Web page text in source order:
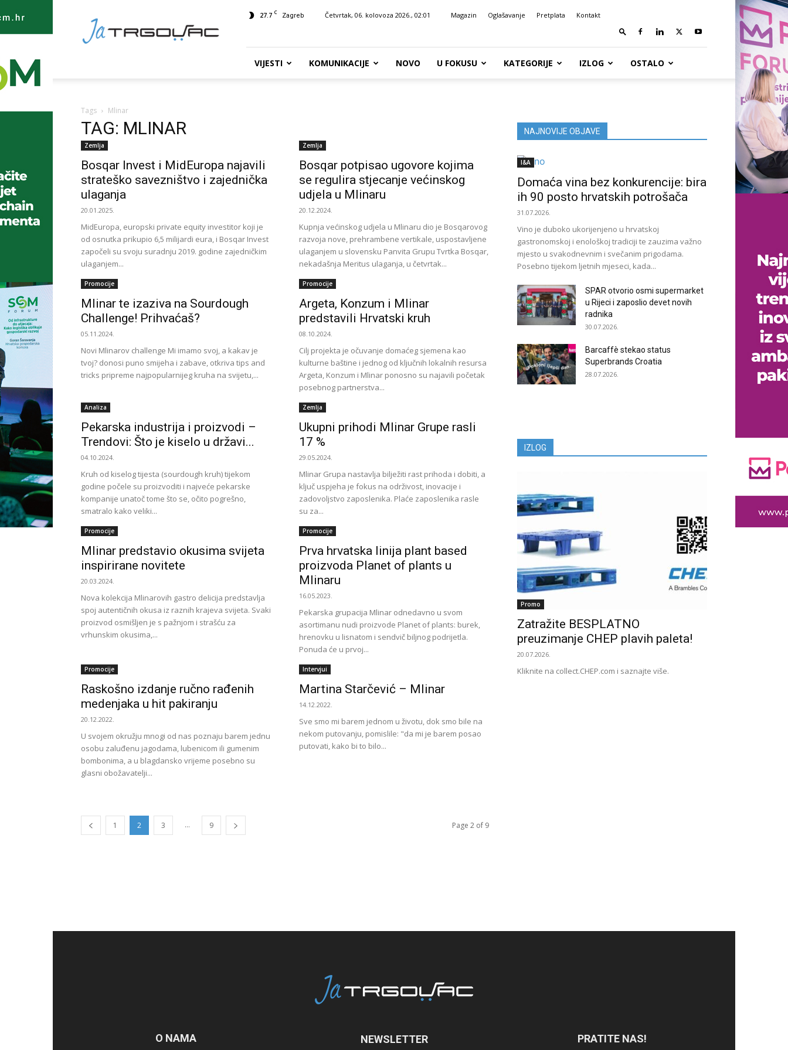
TRGOVAC
27.7 C Zagreb Četvrtak, 06. kolovoza 2026., 02:01 Magazin Oglašavanje Pretplata Kontakt
VIJESTI KOMUNIKACIJE NOVO U FOKUSU KATEGORIJE IZLOG OSTALO
Tags Mlinar
TAG: MLINAR
Zemlja
Bosqar Invest i MidEuropa najavili
strateško savezništvo i zajednička
ulaganja
20.01.2025.
MidEuropa, europski private equity investitor koji je
od osnutka prikupio 6,5 milijardi eura, i Bosqar Invest
započeli su svoju suradnju 2019. godine zajedničkim
ulaganjem...
Zemlja
Bosqar potpisao ugovore kojima
se regulira stjecanje većinskog
udjela u Mlinaru
20.12.2024.
Kupnja većinskog udjela u Mlinaru dio je Bosqarovog
razvoja nove, prehrambene vertikale, uspostavljene
ulaganjem u slovensku Panvita Grupu Tvrtka Bosqar,
nekadašnja Meritus ulaganja, u četvrtak...
Promocije
Mlinar te izaziva na Sourdough
Challenge! Prihvaćaš?
05.11.2024.
Novi Mlinarov challenge Mi imamo svoj, a kakav je
tvoj? donosi puno smijeha i zabave, otkriva tips and
tricks pripreme najpopularnijeg kruha na svijetu,...
Promocije
Argeta, Konzum i Mlinar
predstavili Hrvatski kruh
08.10.2024.
Cilj projekta je očuvanje domaćeg sjemena kao
kulturne baštine i jednog od ključnih lokalnih resursa
Argeta, Konzum i Mlinar ponosno su najavili početak
posebnog partnerstva...
Analiza
Pekarska industrija i proizvodi –
Trendovi: Što je kiselo u državi...
04.10.2024.
Kruh od kiselog tijesta (sourdough kruh) tijekom
godine počele su proizvoditi i najveće pekarske
kompanije unatoč tome što se, očito pogrešno,
smatralo kako veliki...
Zemlja
Ukupni prihodi Mlinar Grupe rasli
17 %
29.05.2024.
Mlinar Grupa nastavlja bilježiti rast prihoda i dobiti, a
ključ uspjeha je fokus na održivost, inovacije i
zadovoljstvo zaposlenika. Plaće zaposlenika rasle
su za...
Promocije
Mlinar predstavio okusima svijeta
inspirirane novitete
20.03.2024.
Nova kolekcija Mlinarovih gastro delicija predstavlja
spoj autentičnih okusa iz raznih krajeva svijeta. Svaki
proizvod osmišljen je s pažnjom i strašću za
vrhunskim okusima,...
Promocije
Prva hrvatska linija plant based
proizvoda Planet of plants u
Mlinaru
16.05.2023.
Pekarska grupacija Mlinar odnedavno u svom
asortimanu nudi proizvode Planet of plants: burek,
hrenovku u lisnatom i sendvič biljnog podrijetla.
Ponuda će u prvoj...
Promocije
Raskošno izdanje ručno rađenih
medenjaka u hit pakiranju
20.12.2022.
U svojem okružju mnogi od nas poznaju barem jednu
osobu zaluđenu jagodama, lubenicom ili gumenim
bombonima, a u blagdansko vrijeme posebno su
glasni obožavatelji...
Intervjui
Martina Starčević – Mlinar
14.12.2022.
Sve smo mi barem jednom u životu, dok smo bile na
nekom putovanju, pomislile: "da mi je barem posao
putovati, kako bi to bilo...
1 2 3 ... 9 Page 2 of 9
NAJNOVIJE OBJAVE
I&A
Domaća vina bez konkurencije: bira
ih 90 posto hrvatskih potrošača
31.07.2026.
Vino je duboko ukorijenjeno u hrvatskoj
gastronomskoj i enološkoj tradiciji te zauzima važno
mjesto u svakodnevnim i svečanim prigodama.
Posebno tijekom ljetnih mjeseci, kada...
SPAR otvorio osmi supermarket
u Rijeci i zaposlio devet novih
radnika
30.07.2026.
Barcaffè stekao status
Superbrands Croatia
28.07.2026.
IZLOG
Promo
Zatražite BESPLATNO
preuzimanje CHEP plavih paleta!
20.07.2026.
Kliknite na collect.CHEP.com i saznajte više.
O NAMA NEWSLETTER PRATITE NAS!